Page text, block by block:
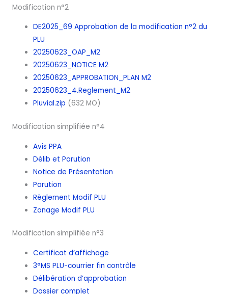
Modification n°2
DE2025_69 Approbation de la modification n°2 du
PLU
20250623_OAP_M2
20250623_NOTICE M2
20250623_APPROBATION_PLAN M2
20250623_4.Reglement_M2
Pluvial.zip (632 MO)
Modification simplifiée n°4
Avis PPA
Délib et Parution
Notice de Présentation
Parution
Règlement Modif PLU
Zonage Modif PLU
Modification simplifiée n°3
Certificat d’affichage
3°MS PLU-courrier fin contrôle
Délibération d’approbation
Dossier complet